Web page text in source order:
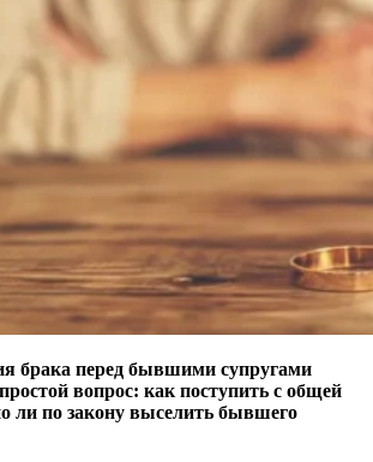
брака перед бывшими супругами
вопрос: как поступить с общей
ли по закону выселить бывшего